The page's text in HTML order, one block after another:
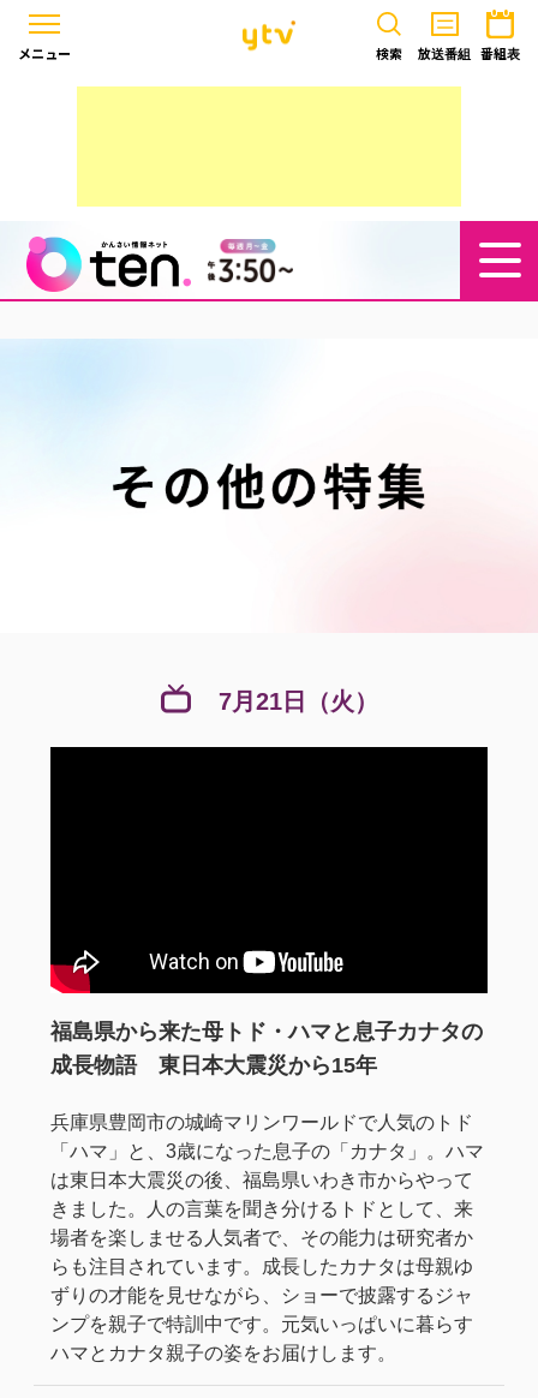
検索 放送番組 番組表
メニュー
7月21日（火）
福島県から来た母トド・ハマと息子カナタの
成長物語 東日本大震災から15年
兵庫県豊岡市の城崎マリンワールドで人気のトド
「ハマ」と、3歳になった息子の「カナタ」。ハマ
は東日本大震災の後、福島県いわき市からやって
きました。人の言葉を聞き分けるトドとして、来
場者を楽しませる人気者で、その能力は研究者か
らも注目されています。成長したカナタは母親ゆ
ずりの才能を見せながら、ショーで披露するジャ
ンプを親子で特訓中です。元気いっぱいに暮らす
ハマとカナタ親子の姿をお届けします。